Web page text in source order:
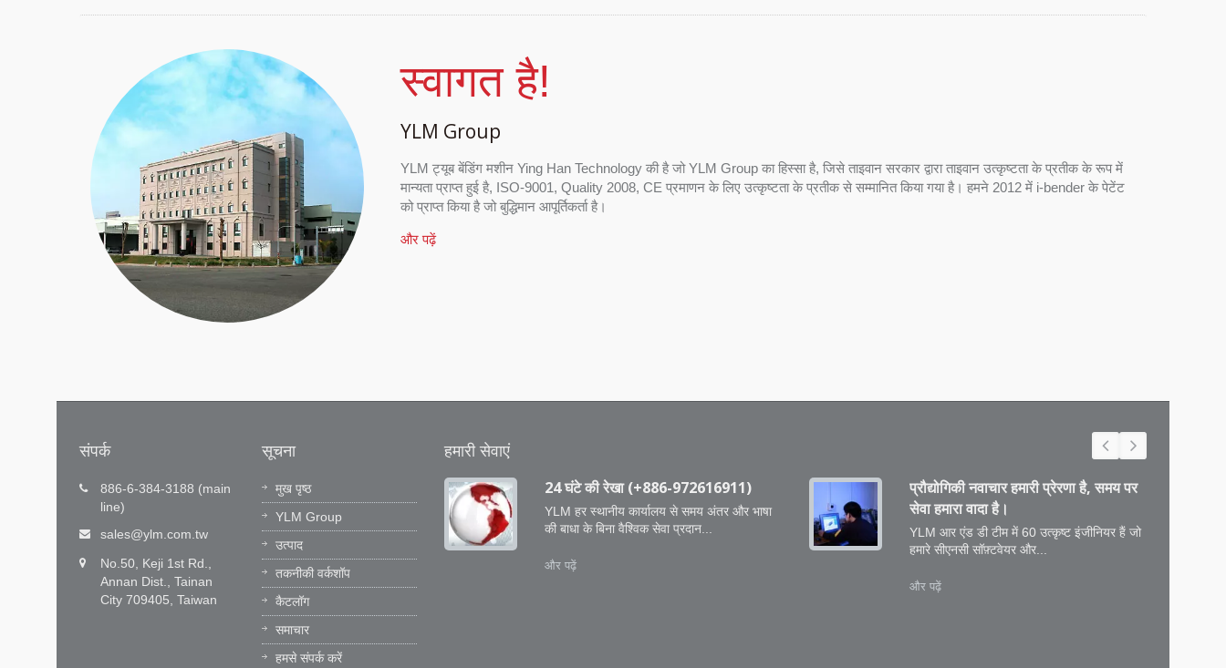
स्वागत है!
YLM Group
YLM ट्यूब बेंडिंग मशीन Ying Han Technology की है जो YLM Group का हिस्सा है, जिसे ताइवान सरकार द्वारा ताइवान उत्कृष्टता के प्रतीक के रूप में
मान्यता प्राप्त हुई है, ISO-9001, Quality 2008, CE प्रमाणन के लिए उत्कृष्टता के प्रतीक से सम्मानित किया गया है। हमने 2012 में i-bender के पेटेंट
को प्राप्त किया है जो बुद्धिमान आपूर्तिकर्ता है।
और पढ़ें
संपर्क
886-6-384-3188 (main
line)
sales@ylm.com.tw
No.50, Keji 1st Rd.,
Annan Dist., Tainan
City 709405, Taiwan
सूचना
मुख पृष्ठ
YLM Group
उत्पाद
तकनीकी वर्कशॉप
कैटलॉग
समाचार
हमसे संपर्क करें
हमारी सेवाएं
प्रौद्योगिकी नवाचार हमारी प्रेरणा है, समय पर
सेवा हमारा वादा है।
YLM आर एंड डी टीम में 60 उत्कृष्ट इंजीनियर हैं जो
हमारे सीएनसी सॉफ़्टवेयर और...
और पढ़ें
24 घंटे की रेखा (+886-972616911)
YLM हर स्थानीय कार्यालय से समय अंतर और भाषा
की बाधा के बिना वैश्विक सेवा प्रदान...
और पढ़ें
प्रौद्योगिकी नवाचार हमारी प्रेरणा है, समय पर
सेवा हमारा वादा है।
YLM आर एंड डी टीम में 60 उत्कृष्ट इंजीनियर हैं जो
हमारे सीएनसी सॉफ़्टवेयर और...
और पढ़ें